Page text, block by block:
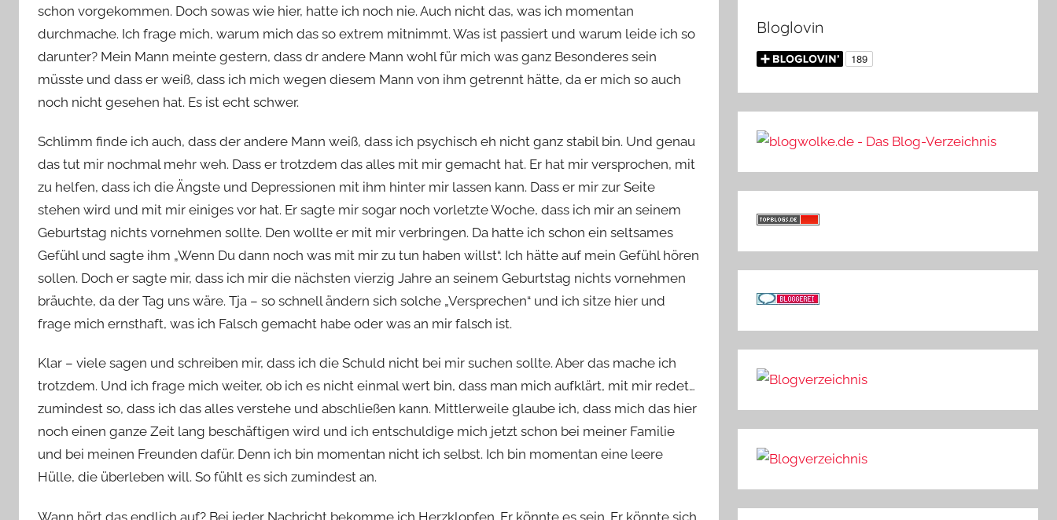
schon vorgekommen. Doch sowas wie hier, hatte ich noch nie. Auch nicht das, was ich momentan
durchmache. Ich frage mich, warum mich das so extrem mitnimmt. Was ist passiert und warum leide ich so
darunter? Mein Mann meinte gestern, dass dr andere Mann wohl für mich was ganz Besonderes sein
müsste und dass er weiß, dass ich mich wegen diesem Mann von ihm getrennt hätte, da er mich so auch
noch nicht gesehen hat. Es ist echt schwer.
Schlimm finde ich auch, dass der andere Mann weiß, dass ich psychisch eh nicht ganz stabil bin. Und genau
das tut mir nochmal mehr weh. Dass er trotzdem das alles mit mir gemacht hat. Er hat mir versprochen, mit
zu helfen, dass ich die Ängste und Depressionen mit ihm hinter mir lassen kann. Dass er mir zur Seite
stehen wird und mit mir einiges vor hat. Er sagte mir sogar noch vorletzte Woche, dass ich mir an seinem
Geburtstag nichts vornehmen sollte. Den wollte er mit mir verbringen. Da hatte ich schon ein seltsames
Gefühl und sagte ihm „Wenn Du dann noch was mit mir zu tun haben willst“. Ich hätte auf mein Gefühl hören
sollen. Doch er sagte mir, dass ich mir die nächsten vierzig Jahre an seinem Geburtstag nichts vornehmen
bräuchte, da der Tag uns wäre. Tja – so schnell ändern sich solche „Versprechen“ und ich sitze hier und
frage mich ernsthaft, was ich Falsch gemacht habe oder was an mir falsch ist.
Klar – viele sagen und schreiben mir, dass ich die Schuld nicht bei mir suchen sollte. Aber das mache ich
trotzdem. Und ich frage mich weiter, ob ich es nicht einmal wert bin, dass man mich aufklärt, mit mir redet…
zumindest so, dass ich das alles verstehe und abschließen kann. Mittlerweile glaube ich, dass mich das hier
noch einen ganze Zeit lang beschäftigen wird und ich entschuldige mich jetzt schon bei meiner Familie
und bei meinen Freunden dafür. Denn ich bin momentan nicht ich selbst. Ich bin momentan eine leere
Hülle, die überleben will. So fühlt es sich zumindest an.
Wann hört das endlich auf? Bei jeder Nachricht bekomme ich Herzklopfen. Er könnte es sein. Er könnte sich
Bloglovin